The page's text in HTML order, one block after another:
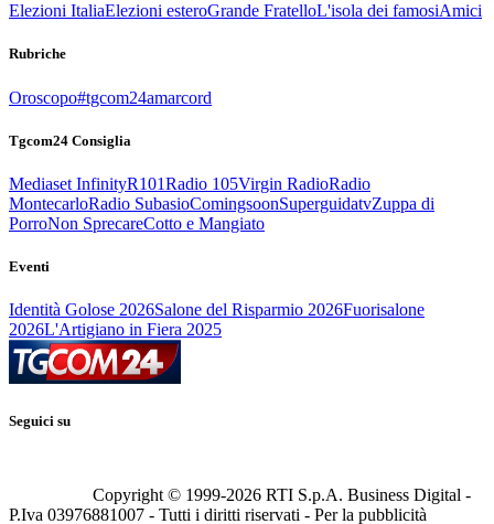
Elezioni ItaliaElezioni esteroGrande FratelloL'isola dei famosiAmici
Rubriche
Oroscopo#tgcom24amarcord
Tgcom24 Consiglia
Mediaset InfinityR101Radio 105Virgin RadioRadio
MontecarloRadio SubasioComingsoonSuperguidatvZuppa di
PorroNon SprecareCotto e Mangiato
Eventi
Identità Golose 2026Salone del Risparmio 2026Fuorisalone
2026L'Artigiano in Fiera 2025
Seguici su
Copyright © 1999-2026 RTI S.p.A. Business Digital -
P.Iva 03976881007 - Tutti i diritti riservati - Per la pubblicità